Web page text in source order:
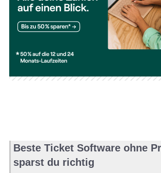
Beste Ticket Software ohne
sparst du richtig